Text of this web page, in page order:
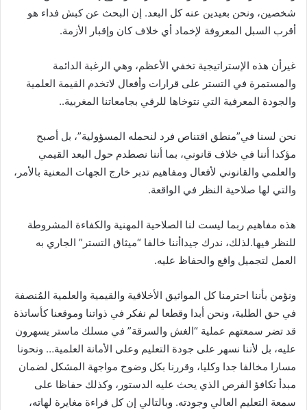
شخصين، ونحن بعيدين عنه كل البعد. إن البحث عن كبش فداء هو
أقرب السبل المعروفة لإخماد أي خلاف كان وإقبار الأزمة.
غيرأن هذه الإستراتيجية تخفي الأعظم، وهي الرغبة الدائمة
والمستمرة في التستر على قرارات وأفعال لاتخدم القيمة العلمية
والجودة المعرفية التي نتوخاها للرقي بجامعاتنا المغربية..
نحن لسنا في”منطق اقتناص فرد لنحمله المسؤولية”، بل أصبح
مؤكدا أننا في خلاف قانوني، بما أننا نصطدم حول البعد القيمي
والعلمي والقانوني لأفعال ومفاهيم تدبر خارج الجهات المعنية بالأمر،
والتي لها صلاحية النظر في الواقعة.
هذه مفاهيم ربما ليست لنا الصلاحية المهنية والكفاءة المشروطة
للنظر فيها.لذلك، ندرك جيداأننا خالفا “ميثاق التستر” الجاري به
العمل لتجميل واقع والحفاظ عليه.
ونؤمن بأننا احترمنا كل المواثيق الأخلاقية والقيمية والعلمية المُنصفة
في حق الطلبة، ونحن أبدا وقطعا لم نفكر في ذواتنا وموقعنا كأساتذة
قد تضر سمعتهم عملية “الغش والسرقة” في مسلك ماستر يسهرون
عليه، بل لأننا نسهر على جودة التعليم وعلى الأمانة العلمية… ونحونا
مسارا مخالفا جدا وكليا، وقررنا بكل وضوح مواجهة المشكل لضمان
مبدأ تكافؤ الفرص الذي يحث عليه الدستور، وكذلك حفاظا على
سمعة التعليم العالي وجودته. وبالتالي إن كل قراءة مغايرة لهاته،